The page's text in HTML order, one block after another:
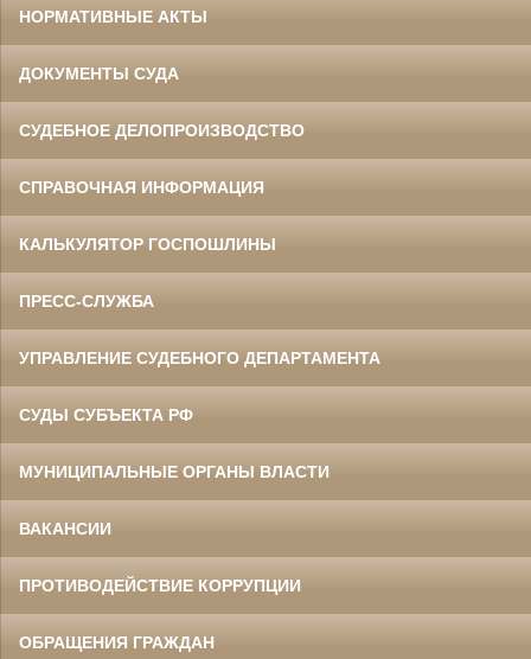
НОРМАТИВНЫЕ АКТЫ
ДОКУМЕНТЫ СУДА
СУДЕБНОЕ ДЕЛОПРОИЗВОДСТВО
СПРАВОЧНАЯ ИНФОРМАЦИЯ
КАЛЬКУЛЯТОР ГОСПОШЛИНЫ
ПРЕСС-СЛУЖБА
УПРАВЛЕНИЕ СУДЕБНОГО ДЕПАРТАМЕНТА
СУДЫ СУБЪЕКТА РФ
МУНИЦИПАЛЬНЫЕ ОРГАНЫ ВЛАСТИ
ВАКАНСИИ
ПРОТИВОДЕЙСТВИЕ КОРРУПЦИИ
ОБРАЩЕНИЯ ГРАЖДАН